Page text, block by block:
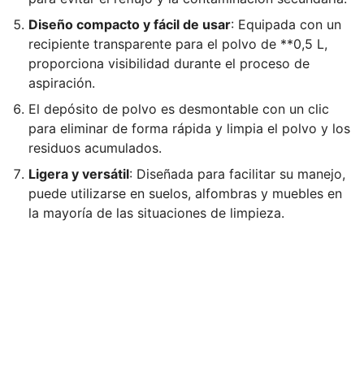
Diseño compacto y fácil de usar: Equipada con un
recipiente transparente para el polvo de **0,5 L,
proporciona visibilidad durante el proceso de
aspiración.
El depósito de polvo es desmontable con un clic
para eliminar de forma rápida y limpia el polvo y los
residuos acumulados.
Ligera y versátil: Diseñada para facilitar su manejo,
puede utilizarse en suelos, alfombras y muebles en
la mayoría de las situaciones de limpieza.